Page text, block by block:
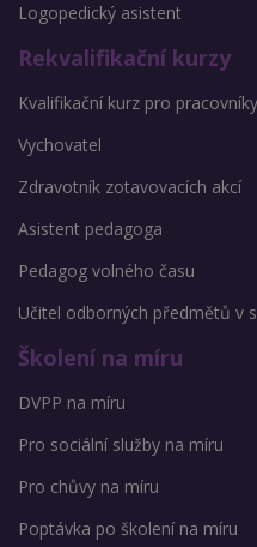
Logopedický asistent
Rekvalifikační kurzy
Kvalifikační kurz pro
Vychovatel
Zdravotník zotavovacích akcí
Asistent pedagoga
Pedagog volného času
Učitel odborných předmětů v
Školení na míru
DVPP na míru
Pro sociální služby na míru
Pro chůvy na míru
Poptávka po školení na míru